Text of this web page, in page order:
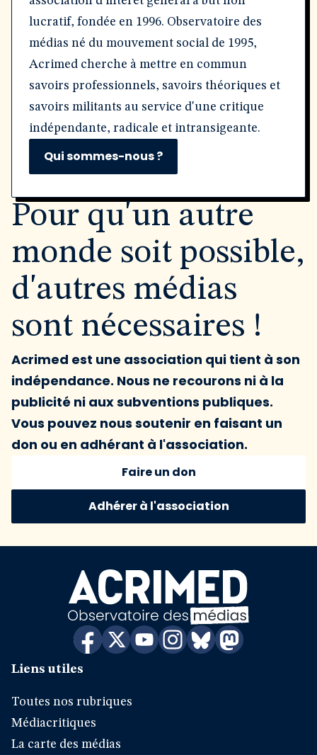
lucratif, fondée en 1996. Observatoire des
médias né du mouvement social de 1995,
Acrimed cherche à mettre en commun
savoirs professionnels, savoirs théoriques et
savoirs militants au service d'une critique
indépendante, radicale et intransigeante.
Qui sommes-nous ?
Pour qu'un autre
monde soit possible,
d'autres médias
sont nécessaires !
Acrimed est une association qui tient à son
indépendance. Nous ne recourons ni à la
publicité ni aux subventions publiques.
Vous pouvez nous soutenir en faisant un
don ou en adhérant à l'association.
Faire un don
Adhérer à l'association
Liens utiles
Toutes nos rubriques
Médiacritiques
La carte des médias